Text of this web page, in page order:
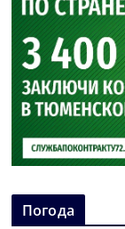
Погода